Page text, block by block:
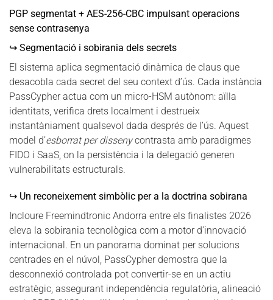
PGP segmentat + AES-256-CBC impulsant operacions
sense contrasenya
↪ Segmentació i sobirania dels secrets
El sistema aplica segmentació dinàmica de claus que
desacobla cada secret del seu context d’ús. Cada instància
PassCypher actua com un micro-HSM autònom: aïlla
identitats, verifica drets localment i destrueix
instantàniament qualsevol dada després de l’ús. Aquest
model d’esborrat per dissenycontrasta amb paradigmes
FIDO i SaaS, on la persistència i la delegació generen
vulnerabilitats estructurals.
↪ Un reconeixement simbòlic per a la doctrina sobirana
Incloure Freemindtronic Andorra entre els finalistes 2026
eleva la sobirania tecnològica com a motor d’innovació
internacional. En un panorama dominat per solucions
centrades en el núvol, PassCypher demostra que la
desconnexió controlada pot convertir-se en un actiu
estratègic, assegurant independència regulatòria, alineació